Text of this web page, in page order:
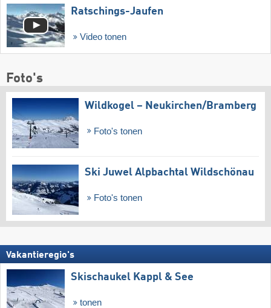
Ratschings-Jaufen
Video tonen
Foto's
Wildkogel – Neukirchen/​Bramberg
Foto's tonen
Ski Juwel Alpbachtal Wildschönau
Foto's tonen
Vakantieregio's
Skischaukel Kappl & See
tonen